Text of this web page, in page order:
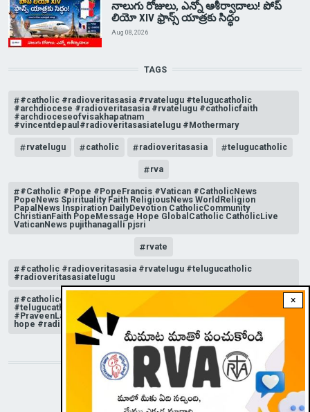
×
నాలుగు రోజులు, ఎన్నో ఆశీర్వాదాలు! పోప్
లియో XIV ఫ్రాన్స్ యాత్రకు సిద్ధం
Aug 08, 2026
TAGS
#catholic #radioveritasasia #rvatelugu #telugucatholic
#archdiocese #radioveritasasia #rvatelugu #catholicfaith
#archdioceseofvisakhapatnam
#vincentdepaul#radioveritasasiatelugu #Mothermary
rvatelugu catholic radioveritasasia telugucatholic
rva
#Catholic #Pope #PopeFrancis #Vatican #CatholicNews
PopeNews Spirituality Faith ReligiousNews WorldReligion
PapalNews Inspiration DailyDevotion CatholicCommunity
ChristianFaith PopeMessage Hope GlobalCatholic CatholicLive
VaticanNews pujithanagalli pjsri
rvate
#catholic #radioveritasasia #rvatelugu #telugucatholic
#radioveritasasiatelugu
#catholicchurchnews #catholictelugu #telugucatholic
#telugucatholicchurch #radioveritasasia #rvatelugu
#PraveenLakkisetti #reflection #advent #christmas #messageof
hope #radioveritas #rvatelugu #viral #insta
STAY CONNECTED WITH US!